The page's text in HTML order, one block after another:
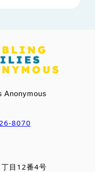
Anonymous
8070
目12番4号